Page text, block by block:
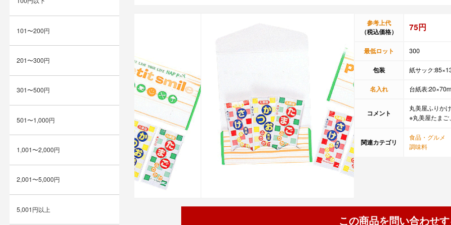
参考上代
（税込価格）
75円
最低ロット 300
包装 紙サック
名入れ 台紙表
コメント
丸美屋ふりか
※丸美屋たま
関連カテゴリ
食品・グルメ
調味料
この商品を問い合わせ
101〜200円
201〜300円
301〜500円
501〜1,000円
1,001〜2,000円
2,001〜5,000円
5,001円以上